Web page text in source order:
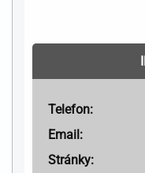
Telefon:
Email:
Stránky: